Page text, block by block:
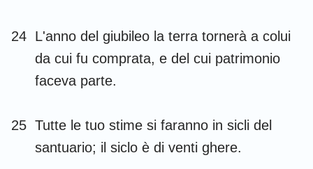
22
24 L'anno del giubileo la terra tornerà a colui
da cui fu comprata, e del cui patrimonio
faceva parte.
25 Tutte le tuo stime si faranno in sicli del
santuario; il siclo è di venti ghere.